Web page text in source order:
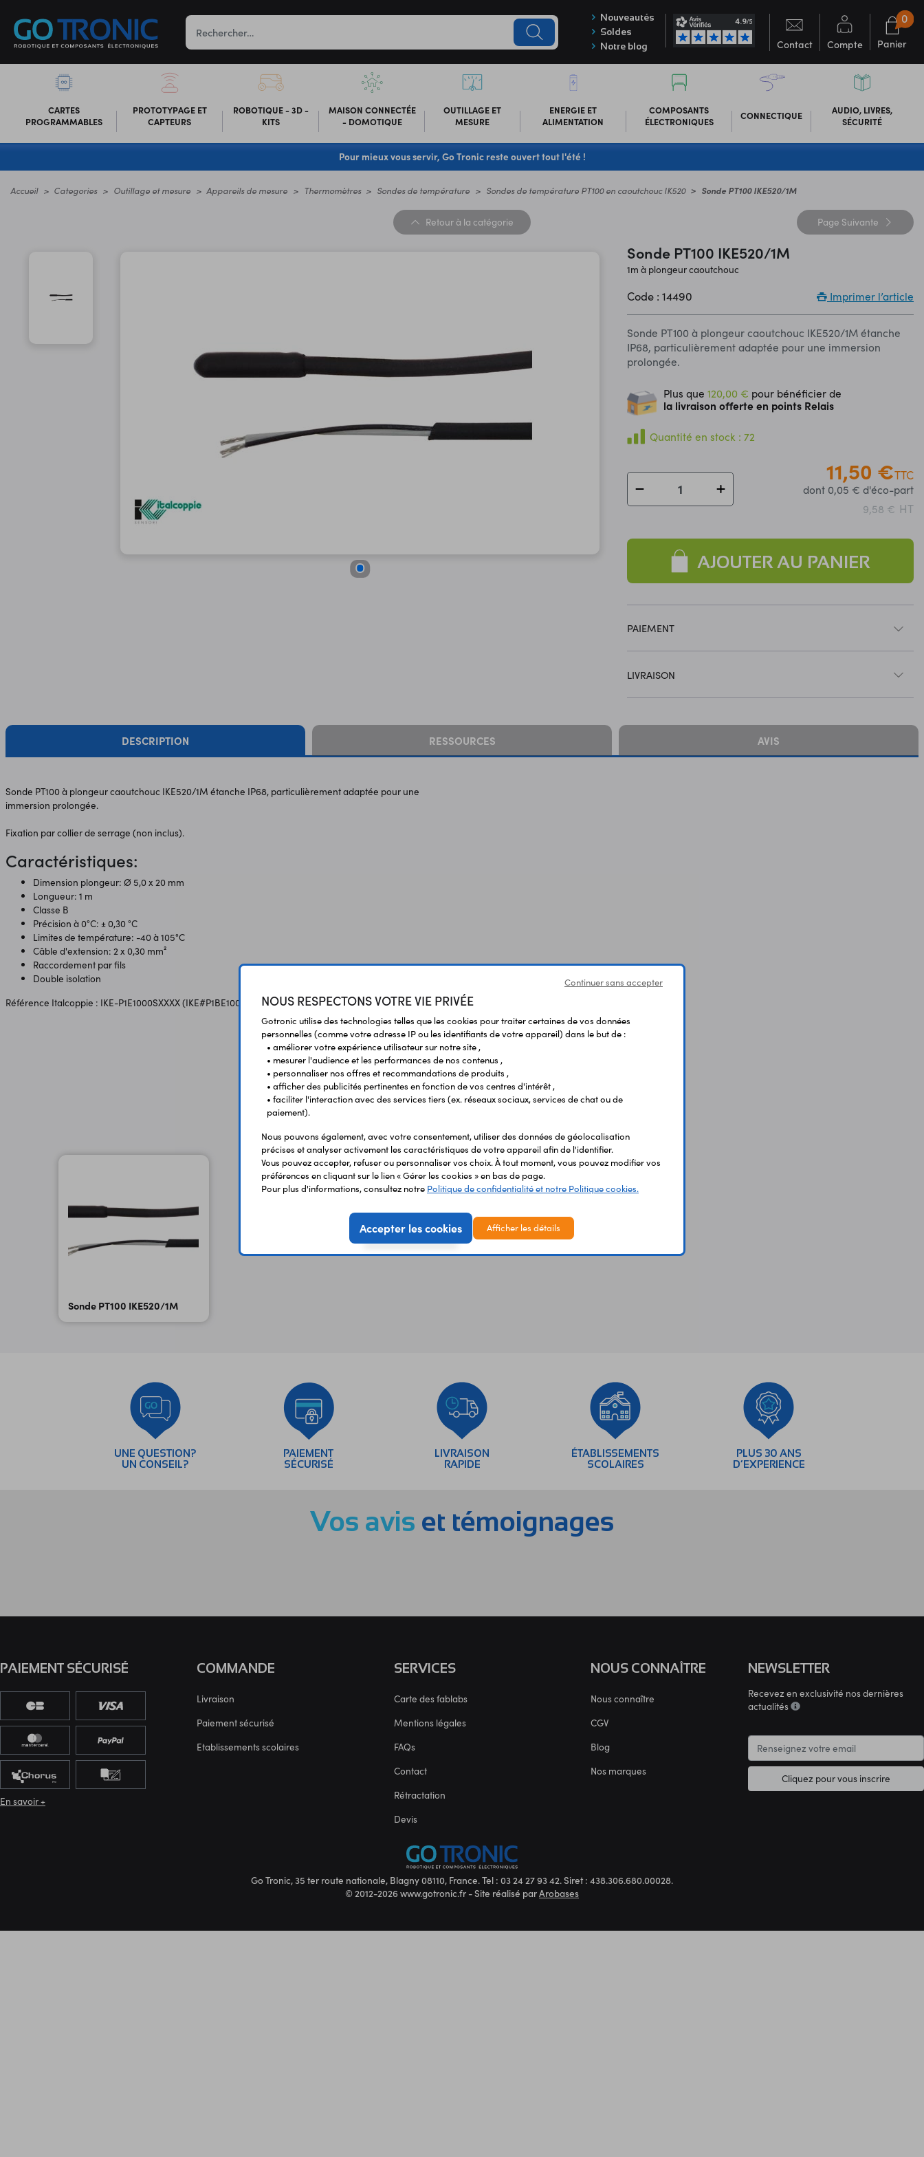
Nouveautés
Soldes
Notre blog
Contact Compte Panier
0
CARTES
PROGRAMMABLES
PROTOTYPAGE ET
CAPTEURS
ROBOTIQUE - 3D -
KITS
MAISON CONNECTÉE
- DOMOTIQUE
OUTILLAGE ET
MESURE
ENERGIE ET
ALIMENTATION
COMPOSANTS
ÉLECTRONIQUES
CONNECTIQUE
AUDIO, LIVRES,
SÉCURITÉ
Pour mieux vous servir, Go Tronic reste ouvert tout l'été !
Accueil Categories Outillage et mesure Appareils de mesure Thermomètres Sondes de température Sondes de température PT100 en caoutchouc IK520 Sonde PT100 IKE520/1M
Retour à la catégorie Page Suivante
Sonde PT100 IKE520/1M
1m à plongeur caoutchouc
Code : 14490 Imprimer l’article
Sonde PT100 à plongeur caoutchouc IKE520/1M étanche
IP68, particulièrement adaptée pour une immersion
prolongée.
Plus que120,00 € pour bénéficier de
la livraison offerte en points Relais
Quantité en stock : 72
11,50 €TTC
dont 0,05 € d'éco-part
9,58 € HT
AJOUTER AU PANIER
PAIEMENT
LIVRAISON
DESCRIPTION RESSOURCES AVIS
Sonde PT100 à plongeur caoutchouc IKE520/1M étanche IP68, particulièrement adaptée pour une
immersion prolongée.
Fixation par collier de serrage (non inclus).
Caractéristiques:
Dimension plongeur: Ø 5,0 x 20 mm
Longueur: 1 m
Classe B
Précision à 0°C: ± 0,30 °C
Limites de température: -40 à 105°C
Câble d'extension: 2 x 0,30 mm²
Raccordement par fils
Double isolation
Référence Italcoppie : IKE-P1E1000SXXXX (IKE#P1BE1000XXXXX)
Sonde PT100 IKE520/1M
UNE QUESTION?
UN CONSEIL?
PAIEMENT
SÉCURISÉ
LIVRAISON
RAPIDE
ÉTABLISSEMENTS
SCOLAIRES
PLUS 30 ANS
D’EXPERIENCE
Vos avis et témoignages
COMMANDE
Livraison
Paiement sécurisé
Etablissements scolaires
SERVICES
Carte des fablabs
Mentions légales
FAQs
Contact
Rétractation
Devis
NOUS CONNAÎTRE
Nous connaître
CGV
Blog
Nos marques
NEWSLETTER
Recevez en exclusivité nos dernières
actualités
Cliquez pour vous inscrire
PAIEMENT SÉCURISÉ
En savoir +
Go Tronic, 35 ter route nationale, Blagny 08110, France. Tel : 03 24 27 93 42. Siret : 438.306.680.00028.
© 2012-2026 www.gotronic.fr - Site réalisé parArobases
Continuer sans accepter
NOUS RESPECTONS VOTRE VIE PRIVÉE
Gotronic utilise des technologies telles que les cookies pour traiter certaines de vos données
personnelles (comme votre adresse IP ou les identifiants de votre appareil) dans le but de :
• améliorer votre expérience utilisateur sur notre site ,
• mesurer l'audience et les performances de nos contenus ,
• personnaliser nos offres et recommandations de produits ,
• afficher des publicités pertinentes en fonction de vos centres d'intérêt ,
• faciliter l'interaction avec des services tiers (ex. réseaux sociaux, services de chat ou de
paiement).
Nous pouvons également, avec votre consentement, utiliser des données de géolocalisation
précises et analyser activement les caractéristiques de votre appareil afin de l'identifier.
Vous pouvez accepter, refuser ou personnaliser vos choix. À tout moment, vous pouvez modifier vos
préférences en cliquant sur le lien « Gérer les cookies » en bas de page.
Pour plus d'informations, consultez notre Politique de confidentialité et notre Politique cookies.
Accepter les cookies Afficher les détails